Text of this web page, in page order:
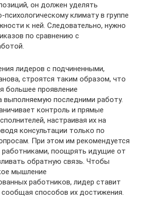
он должен уделять
климату в группе
к ней. Следовательно, нужно
по сравнению с
лидеров с подчиненными,
строятся таким образом, что
большее проявление
выполняемую последними работу.
контроль и прямые
настраивая их на
консультации только по
При этом им рекомендуется
поощрять идущие от
обратную связь. Чтобы
мышление
работников, лидер ставит
сообщая способов их достижения.